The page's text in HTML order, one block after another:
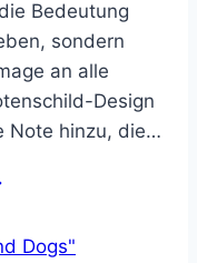
Bedeutung
sondern
an alle
Design
Note hinzu, die…